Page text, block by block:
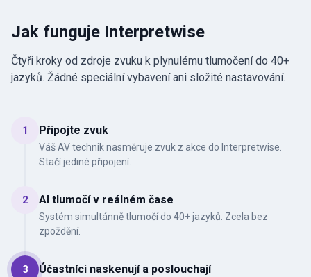
Jak funguje Interpretwise
Čtyři kroky od zdroje zvuku k plynulému tlumočení do 40+
jazyků. Žádné speciální vybavení ani složité nastavování.
1 Připojte zvuk
Váš AV technik nasměruje zvuk z akce do Interpretwise.
Stačí jediné připojení.
2 AI tlumočí v reálném čase
Systém simultánně tlumočí do 40+ jazyků. Zcela bez
zpoždění.
3 Účastníci naskenují a poslouchají